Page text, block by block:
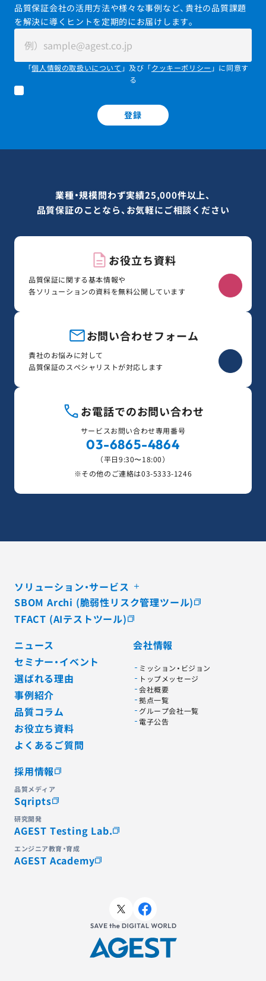
品質保証会社の活用方法や様々な事例など、貴社の品質課題
を解決に導くヒントを定期的にお届けします。
「個人情報の取扱いについて 」及び「クッキーポリシー 」に同意す
る
登録
業種・規模問わず実績25,000件以上、
品質保証のことなら、お気軽にご相談ください
お役立ち資料
品質保証に関する基本情報や
各ソリューションの資料を無料公開しています
お問い合わせフォーム
貴社のお悩みに対して
品質保証のスペシャリストが対応します
お電話でのお問い合わせ
サービスお問い合わせ専用番号
03-6865-4864
（平日9:30〜18:00）
※その他のご連絡は03-5333-1246
ソリューション・サービス
SBOM Archi (脆弱性リスク管理ツール)
TFACT (AIテストツール)
ニュース
セミナー・イベント
選ばれる理由
事例紹介
品質コラム
お役立ち資料
よくあるご質問
会社情報
ミッション・ビジョン
トップメッセージ
会社概要
拠点一覧
グループ会社一覧
電子公告
採用情報
品質メディア
Sqripts
研究開発
AGEST Testing Lab.
エンジニア教育・育成
AGEST Academy